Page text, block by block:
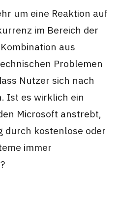
um eine Reaktion auf
im Bereich der
aus
Problemen
Nutzer sich nach
Ist es wirklich ein
Microsoft anstrebt,
durch kostenlose oder
immer